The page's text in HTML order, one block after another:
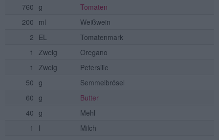
760 g
Tomaten
200 ml
Weißwein
2 EL
Tomatenmark
1
Zweig
Oregano
1
Zweig
Petersilie
50 g
Semmelbrösel
60 g
Butter
40 g
Mehl
1
l
Milch